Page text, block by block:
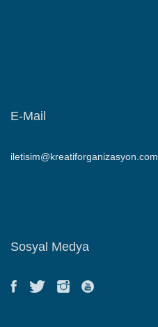
E-Mail
iletisim@kreatiforganizasyon.com
Sosyal Medya